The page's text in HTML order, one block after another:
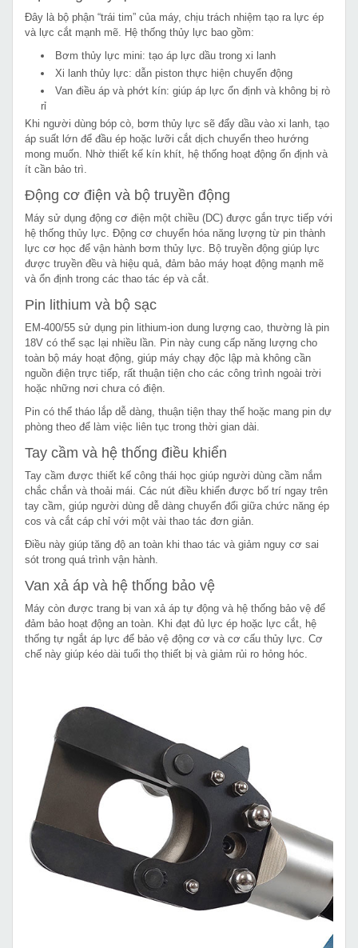
Đây là bộ phận “trái tim” của máy, chịu trách nhiệm tạo ra lực ép
và lực cắt mạnh mẽ. Hệ thống thủy lực bao gồm:
Bơm thủy lực mini: tạo áp lực dầu trong xi lanh
Xi lanh thủy lực: dẫn piston thực hiện chuyển động
Van điều áp và phớt kín: giúp áp lực ổn định và không bị rò
rỉ
Khi người dùng bóp cò, bơm thủy lực sẽ đẩy dầu vào xi lanh, tạo
áp suất lớn để đầu ép hoặc lưỡi cắt dịch chuyển theo hướng
mong muốn. Nhờ thiết kế kín khít, hệ thống hoạt động ổn định và
ít cần bảo trì.
Động cơ điện và bộ truyền động
Máy sử dụng động cơ điện một chiều (DC) được gắn trực tiếp với
hệ thống thủy lực. Động cơ chuyển hóa năng lượng từ pin thành
lực cơ học để vận hành bơm thủy lực. Bộ truyền động giúp lực
được truyền đều và hiệu quả, đảm bảo máy hoạt động mạnh mẽ
và ổn định trong các thao tác ép và cắt.
Pin lithium và bộ sạc
EM-400/55 sử dụng pin lithium-ion dung lượng cao, thường là pin
18V có thể sạc lại nhiều lần. Pin này cung cấp năng lượng cho
toàn bộ máy hoạt động, giúp máy chạy độc lập mà không cần
nguồn điện trực tiếp, rất thuận tiện cho các công trình ngoài trời
hoặc những nơi chưa có điện.
Pin có thể tháo lắp dễ dàng, thuận tiện thay thế hoặc mang pin dự
phòng theo để làm việc liên tục trong thời gian dài.
Tay cầm và hệ thống điều khiển
Tay cầm được thiết kế công thái học giúp người dùng cầm nắm
chắc chắn và thoải mái. Các nút điều khiển được bố trí ngay trên
tay cầm, giúp người dùng dễ dàng chuyển đổi giữa chức năng ép
cos và cắt cáp chỉ với một vài thao tác đơn giản.
Điều này giúp tăng độ an toàn khi thao tác và giảm nguy cơ sai
sót trong quá trình vận hành.
Van xả áp và hệ thống bảo vệ
Máy còn được trang bị van xả áp tự động và hệ thống bảo vệ để
đảm bảo hoạt động an toàn. Khi đạt đủ lực ép hoặc lực cắt, hệ
thống tự ngắt áp lực để bảo vệ động cơ và cơ cấu thủy lực. Cơ
chế này giúp kéo dài tuổi thọ thiết bị và giảm rủi ro hỏng hóc.